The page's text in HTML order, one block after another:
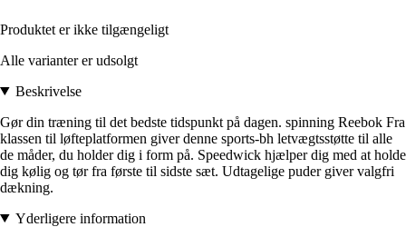
Produktet er ikke tilgængeligt
Alle varianter er udsolgt
Beskrivelse
Gør din træning til det bedste tidspunkt på dagen. spinning Reebok Fra
klassen til løfteplatformen giver denne sports-bh letvægtsstøtte til alle
de måder, du holder dig i form på. Speedwick hjælper dig med at holde
dig kølig og tør fra første til sidste sæt. Udtagelige puder giver valgfri
dækning.
Yderligere information